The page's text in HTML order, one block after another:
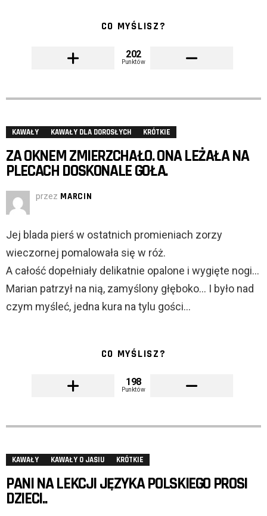
CO MYŚLISZ?
202
Punktów
KAWAŁY KAWAŁY DLA DOROSŁYCH KRÓTKIE
ZA OKNEM ZMIERZCHAŁO. ONA LEŻAŁA NA
PLECACH DOSKONALE GOŁA.
przez MARCIN
Jej blada pierś w ostatnich promieniach zorzy
wieczornej pomalowała się w róż.
A całość dopełniały delikatnie opalone i wygięte nogi…
Marian patrzył na nią, zamyślony głęboko… I było nad
czym myśleć, jedna kura na tylu gości…
CO MYŚLISZ?
198
Punktów
KAWAŁY KAWAŁY O JASIU KRÓTKIE
PANI NA LEKCJI JĘZYKA POLSKIEGO PROSI
DZIECI..